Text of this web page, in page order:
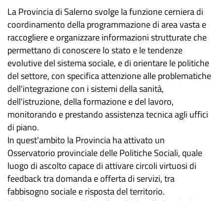
La Provincia di Salerno svolge la funzione cerniera di
coordinamento della programmazione di area vasta e
raccogliere e organizzare informazioni strutturate che
permettano di conoscere lo stato e le tendenze
evolutive del sistema sociale, e di orientare le politiche
del settore, con specifica attenzione alle problematiche
dell'integrazione con i sistemi della sanità,
dell'istruzione, della formazione e del lavoro,
monitorando e prestando assistenza tecnica agli uffici
di piano.
In quest’ambito la Provincia ha attivato un
Osservatorio provinciale delle Politiche Sociali, quale
luogo di ascolto capace di attivare circoli virtuosi di
feedback tra domanda e offerta di servizi, tra
fabbisogno sociale e risposta del territorio.